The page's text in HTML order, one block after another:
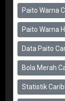
Paito Warna
Paito Warna
Data Paito
Bola Merah
Statistik